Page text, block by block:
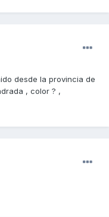
desde la provincia de
, color ? ,